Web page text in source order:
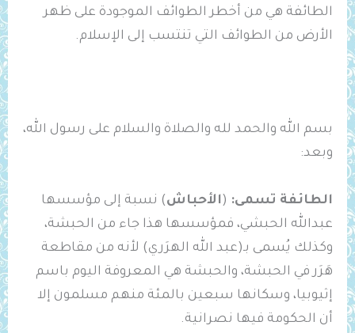
الطائفة هي من أخطر الطوائف الموجودة على ظهر
الأرض من الطوائف التي تنتسب إلى الإسلام.
بسم الله والحمد لله والصلاة والسلام على رسول الله،
وبعد:
الطائفة تسمى: (الأحباش) نسبة إلى مؤسسها
عبدالله الحبشي، فمؤسسها هذا جاء من الحبشة،
وكذلك يُسمى بـ(عبد الله الهرَري) لأنه من مقاطعة
هَرَر في الحبشة، والحبشة هي المعروفة اليوم باسم
إثيوبيا، وسكانها سبعين بالمئة منهم مسلمون إلا
أن الحكومة فيها نصرانية.